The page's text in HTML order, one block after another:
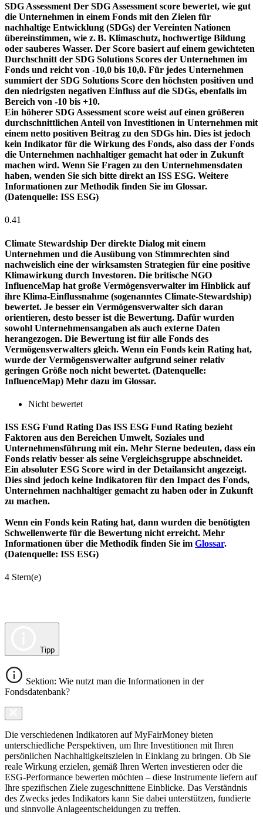
SDG Assessment Der SDG Assessment score bewertet, wie gut
die Unternehmen in einem Fonds mit den Zielen für
nachhaltige Entwicklung (SDGs) der Vereinten Nationen
übereinstimmen, wie z. B. Klimaschutz, hochwertige Bildung
oder sauberes Wasser. Der Score basiert auf einem gewichteten
Durchschnitt der SDG Solutions Scores der Unternehmen im
Fonds und reicht von -10,0 bis 10,0. Für jedes Unternehmen
summiert der SDG Solutions Score den höchsten positiven und
den niedrigsten negativen Einfluss auf die SDGs, ebenfalls im
Bereich von -10 bis +10.
Ein höherer SDG Assessment score weist auf einen größeren
durchschnittlichen Anteil von Investitionen in Unternehmen mit
einem netto positiven Beitrag zu den SDGs hin. Dies ist jedoch
kein Indikator für die Wirkung des Fonds, also dass der Fonds
die Unternehmen nachhaltiger gemacht hat oder in Zukunft
machen wird. Wenn Sie Fragen zu den Unternehmensdaten
haben, wenden Sie sich bitte direkt an ISS ESG. Weitere
Informationen zur Methodik finden Sie im Glossar.
(Datenquelle: ISS ESG)
0.41
Climate Stewardship Der direkte Dialog mit einem
Unternehmen und die Ausübung von Stimmrechten sind
nachweislich eine der wirksamsten Strategien für eine positive
Klimawirkung durch Investoren. Die britische NGO
InfluenceMap hat große Vermögensverwalter im Hinblick auf
ihre Klima-Einflussnahme (sogenanntes Climate-Stewardship)
bewertet. Je besser ein Vermögensverwalter sich daran
orientieren, desto besser ist die Bewertung. Dafür wurden
sowohl Unternehmensangaben als auch externe Daten
herangezogen. Die Bewertung ist für alle Fonds des
Vermögensverwalters gleich. Wenn ein Fonds kein Rating hat,
wurde der Vermögensverwalter aufgrund seiner relativ
geringen Größe noch nicht bewertet. (Datenquelle:
InfluenceMap) Mehr dazu im Glossar.
Nicht bewertet
ISS ESG Fund Rating Das ISS ESG Fund Rating bezieht
Faktoren aus den Bereichen Umwelt, Soziales und
Unternehmensführung mit ein. Mehr Sterne bedeuten, dass ein
Fonds relativ besser als seine Vergleichsgruppe abschneidet.
Ein absoluter ESG Score wird in der Detailansicht angezeigt.
Dies sind jedoch keine Indikatoren für den Impact des Fonds,
Unternehmen nachhaltiger gemacht zu haben oder in Zukunft
zu machen.
Wenn ein Fonds kein Rating hat, dann wurden die benötigten
Schwellenwerte für die Bewertung nicht erreicht. Mehr
Informationen über die Methodik finden Sie im Glossar.
(Datenquelle: ISS ESG)
4 Stern(e)
Tipp
Sektion: Wie nutzt man die Informationen in der
Fondsdatenbank?
Die verschiedenen Indikatoren auf MyFairMoney bieten
unterschiedliche Perspektiven, um Ihre Investitionen mit Ihren
persönlichen Nachhaltigkeitszielen in Einklang zu bringen. Ob Sie
reale Wirkung erzielen, gemäß Ihren Werten investieren oder die
ESG-Performance bewerten möchten – diese Instrumente liefern auf
Ihre spezifischen Ziele zugeschnittene Einblicke. Das Verständnis
des Zwecks jedes Indikators kann Sie dabei unterstützen, fundierte
und sinnvolle Anlageentscheidungen zu treffen.